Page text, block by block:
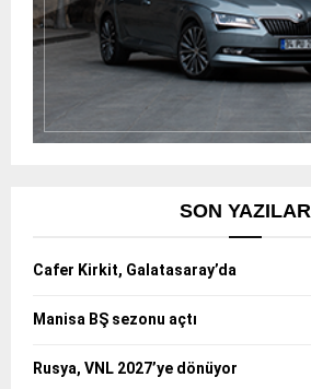
SON YAZILAR
Cafer Kirkit, Galatasaray’da
Manisa BŞ sezonu açtı
Rusya, VNL 2027’ye dönüyor